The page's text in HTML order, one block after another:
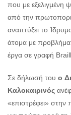
που με εξελιγμένη
από την
αναπτύξει το
άτομα με
έργα σε γραφή
Σε δήλωσή του ο
Καλοκαιρινός
«επιστρέφει» στην